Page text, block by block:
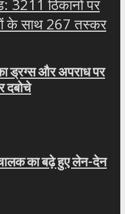
ड्रग्स और अपराध पर
दबोचे
का बढ़े हुए लेन-देन